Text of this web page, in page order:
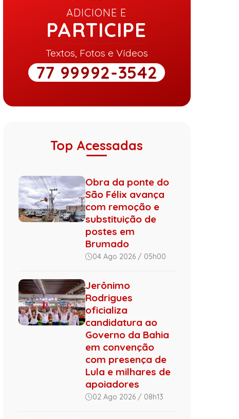
ADICIONE E
PARTICIPE
Textos, Fotos e Vídeos
77 99992-3542
Top Acessadas
Obra da ponte do
São Félix avança
com remoção e
substituição de
postes em
Brumado
04 Ago 2026 / 05h00
Jerônimo
Rodrigues
oficializa
candidatura ao
Governo da Bahia
em convenção
com presença de
Lula e milhares de
apoiadores
02 Ago 2026 / 08h13